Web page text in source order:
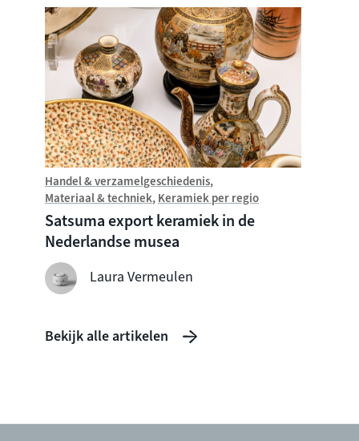
Handel & verzamelgeschiedenis
Materiaal & techniek Keramiek per regio
Satsuma export keramiek in de
Nederlandse musea
Laura Vermeulen
Bekijk alle artikelen